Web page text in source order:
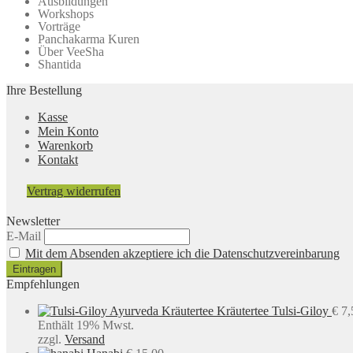
Workshops
Vorträge
Panchakarma Kuren
Über VeeSha
Shantida
Ihre Bestellung
Kasse
Mein Konto
Warenkorb
Kontakt
Vertrag widerrufen
Newsletter
E-Mail
Mit dem Absenden akzeptiere ich die Datenschutzvereinbarung
Empfehlungen
Kräutertee Tulsi-Giloy €
Enthält 19% Mwst.
zzgl. Versand